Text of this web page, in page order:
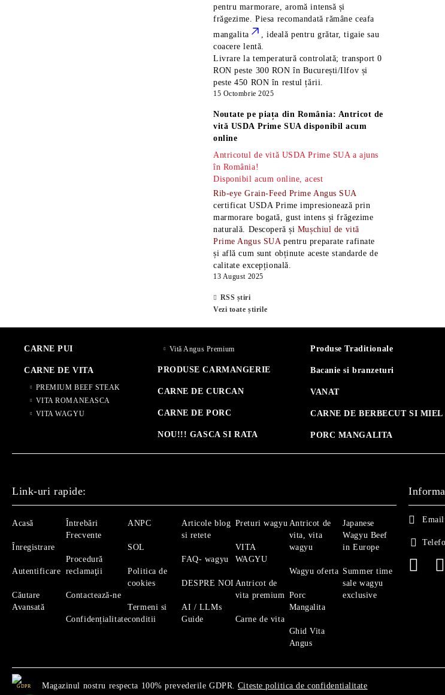
pentru marmorare, aromă intensă și
frăgezime. Piesa recomandată rămâneceafa
mangalita
, ideală pentru grătar, tigaie sau
coacere lentă.
Livrare la temperatură controlată; transport 0
RON peste 300 RON în București/Ilfov și
peste 450 RON în restul țării.
15 Octombrie 2025
Noutate pe piața din România: Antricot de
vită USDA Prime SUA disponibil acum
online
Antricotul de vită USDA Prime SUA a ajuns
în România!
Disponibil acum online, acest
Rib-eye Grain-Feed Prime Angus SUA
certificat USDA Prime impresionează prin
marmorare bogată, gust intens și frăgezime
naturală. Descoperă și Mușchiul de vită
Prime Angus SUA pentru preparate rafinate
și află cum sunt obținute aceste standarde de
calitate excepțională.
13 August 2025
RSS știri
Vezi toate știrile
CARNE PUI
CARNE DE VITA
PREMIUM BEEF STEAK
VITA ROMANEASCA
VITA WAGYU
Vită Angus Premium
PRODUSE CARMANGERIE
CARNE DE CURCAN
CARNE DE PORC
NOU!!! GASCA SI RATA
Produse Traditionale
Bacanie si branzeturi
VANAT
CARNE DE BERBECUT SI MIEL
PORC MANGALITA
Link-uri rapide:
Acasă
Înregistrare
Autentificare
Căutare
Avansată
Întrebări
Frecvente
Procedură
reclamaţii
Contactează-ne
Confidențialitate
ANPC
SOL
Politica de
cookies
Termeni si
conditii
Articole blog
si retete
FAQ- wagyu
DESPRE NOI
AI / LLMs
Guide
Preturi wagyu
VITA
WAGYU
Antricot de
vita premium
Carne de vita
Antricot de
vita, vita
wagyu
Wagyu oferta
Porc
Mangalita
Ghid Vita
Angus
Japanese
Wagyu Beef
in Europe
Summer time
sale wagyu
exclusive
GDPR Magazinul nostru respecta 100% prevederile GDPR. Citeste politica de confidentialitate